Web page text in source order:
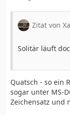
Zitat von
Solitär läuft
Quatsch - so ein
sogar unter MS-
Zeichensatz und